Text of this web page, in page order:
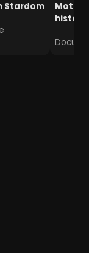
Stardom
histoire